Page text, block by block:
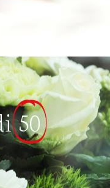
50